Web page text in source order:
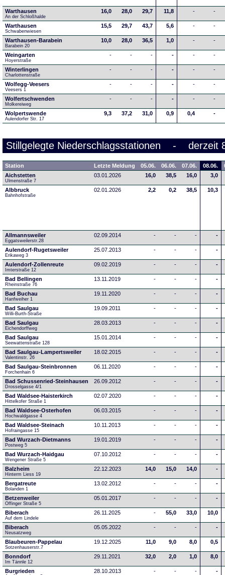
Warthausen
An der Schloßhalde
16,0 28,0 29,7 11,8 - -
Warthausen
Schwabenwiesen
15,5 29,7 43,7 5,6 - -
Warthausen-Barabein
Barabein 20
10,0 28,0 36,5 1,0 - -
Weingarten
Hoyerstraße
- - - - - -
Winterlingen
Charlottenstraße
- - - - - -
Wolfegg-Veesers
Veesers 1
- - - - - -
Wolfertschwenden
Molkereiweg
- - - - - -
Wolpertswende
Aulendorfer Str. 17
9,3 37,2 31,0 0,9 0,4 -
Stillgelegte Niederschlagsstationen - derzeit
Station Letzte Meldung 05.06. 06.06. 07.06. 08.06.
Aichstetten
Ulmenstraße 7
03.01.2026 16,0 38,5 16,0 3,0
Albbruck
Bahnhofstraße
02.01.2026 2,2 0,2 38,5 10,3
Allmannsweiler
Eggatsweilerstr.28
02.09.2014 - - - -
Aulendorf-Rugetsweiler
Erikaweg 3
25.07.2013 - - - -
Aulendorf-Zollenreute
Imterstraße 12
09.02.2019 - - - -
Bad Bellingen
Rheinstraße 76
13.11.2019 - - - -
Bad Buchau
Hanfweiher 1
19.11.2020 - - - -
Bad Saulgau
Willi-Burth-Straße
19.09.2011 - - - -
Bad Saulgau
Eichendorffweg
28.03.2013 - - - -
Bad Saulgau
Seewattenstraße 128
15.01.2014 - - - -
Bad Saulgau-Lampertsweiler
Valentinstr. 26
18.02.2015 - - - -
Bad Saulgau-Steinbronnen
Forchenhain 6
06.11.2020 - - - -
Bad Schussenried-Steinhausen
Drosselgasse 4/1
26.09.2012 - - - -
Bad Waldsee-Haisterkirch
Hittelkofer Straße 1
02.07.2020 - - - -
Bad Waldsee-Osterhofen
Hochwaldgasse 4
06.03.2015 - - - -
Bad Waldsee-Steinach
Hofraingasse 15
10.11.2013 - - - -
Bad Wurzach-Dietmanns
Postweg 5
19.01.2019 - - - -
Bad Wurzach-Haidgau
Wengener Straße 5
07.10.2012 - - - -
Balzheim
Hinterm Liess 19
22.12.2023 14,0 15,0 14,0 -
Bergatreute
Bolanden 1
13.02.2012 - - - -
Betzenweiler
Offinger Straße 5
05.01.2017 - - - -
Biberach
Auf dem Lindele
26.11.2025 - 55,0 33,0 10,0
Biberach
Neusatzweg
05.05.2022 - - - -
Blaubeuren-Pappelau
Sotzenhauserstr.7
19.12.2025 11,0 9,0 8,0 0,5
Bonndorf
Im Tännle 12
29.11.2021 32,0 2,0 1,0 8,0
Burgrieden 28.10.2013 - - - -